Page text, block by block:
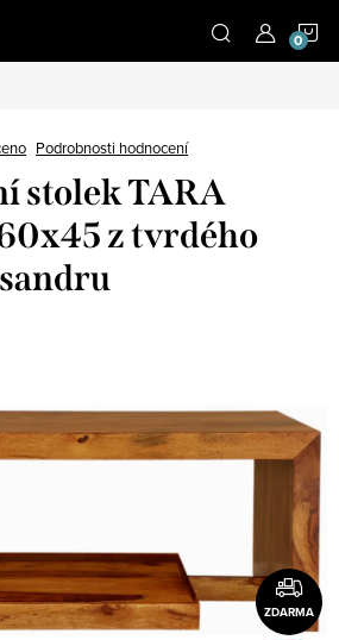
Podrobnosti hodnocení
stolek TARA
z tvrdého
ZDARMA